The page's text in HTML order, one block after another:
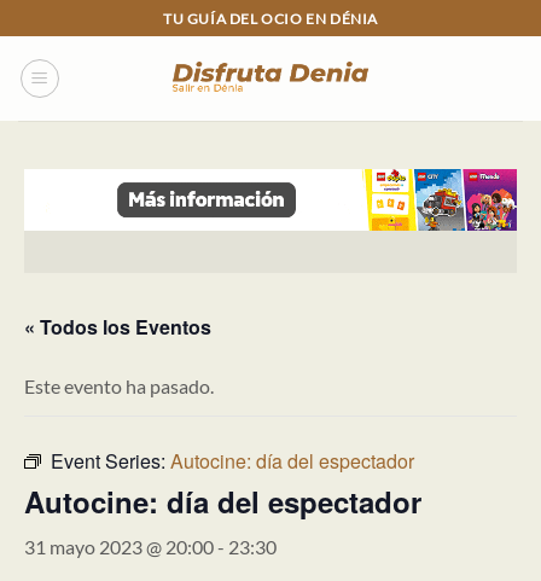
to
content
TU GUÍA DEL OCIO EN DÉNIA
« Todos los Eventos
Este evento ha pasado.
Event Series: Autocine: día del espectador
Autocine: día del espectador
31 mayo 2023 @ 20:00- 23:30